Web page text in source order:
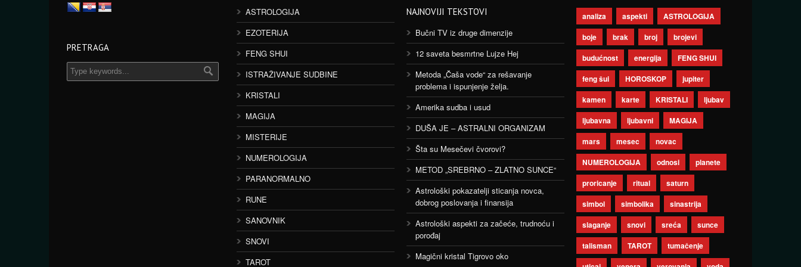
PRETRAGA
ASTROLOGIJA
EZOTERIJA
FENG SHUI
ISTRAŽIVANJE SUDBINE
KRISTALI
MAGIJA
MISTERIJE
NUMEROLOGIJA
PARANORMALNO
RUNE
SANOVNIK
SNOVI
TAROT
NAJNOVIJI TEKSTOVI
Bučni TV iz druge dimenzije
12 saveta besmrtne Lujze Hej
Metoda „Čaša vode“ za rešavanje
problema i ispunjenje želja.
Amerika sudba i usud
DUŠA JE – ASTRALNI ORGANIZAM
Šta su Mesečevi čvorovi?
METOD „SREBRNO – ZLATNO SUNCE“
Astrološki pokazatelji sticanja novca,
dobrog poslovanja i finansija
Astrološki aspekti za začeće, trudnoću i
porođaj
Magični kristal Tigrovo oko
analiza aspekti
ASTROLOGIJA
boje
brak broj
brojevi
budućnost
energija
FENG SHUI
feng šui
HOROSKOP
jupiter
kamen
karte KRISTALI
ljubav
ljubavna
ljubavni
MAGIJA
mars
mesec
novac
NUMEROLOGIJA
odnosi
planete
proricanje
ritual
saturn
simbol
simbolika
sinastrija
slaganje
snovi sreća
sunce
talisman
TAROT
tumačenje